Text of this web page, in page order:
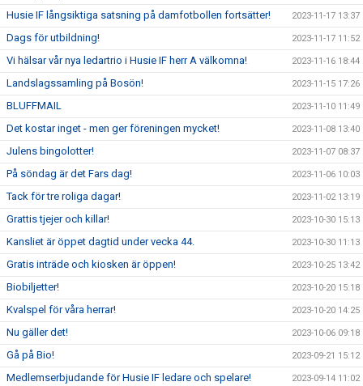
Husie IF långsiktiga satsning på damfotbollen fortsätter! 2023-11-17 13:37
Dags för utbildning! 2023-11-17 11:52
Vi hälsar vår nya ledartrio i Husie IF herr A välkomna! 2023-11-16 18:44
Landslagssamling på Bosön! 2023-11-15 17:26
BLUFFMAIL 2023-11-10 11:49
Det kostar inget - men ger föreningen mycket! 2023-11-08 13:40
Julens bingolotter! 2023-11-07 08:37
På söndag är det Fars dag! 2023-11-06 10:03
Tack för tre roliga dagar! 2023-11-02 13:19
Grattis tjejer och killar! 2023-10-30 15:13
Kansliet är öppet dagtid under vecka 44. 2023-10-30 11:13
Gratis inträde och kiosken är öppen! 2023-10-25 13:42
Biobiljetter! 2023-10-20 15:18
Kvalspel för våra herrar! 2023-10-20 14:25
Nu gäller det! 2023-10-06 09:18
Gå på Bio! 2023-09-21 15:12
Medlemserbjudande för Husie IF ledare och spelare! 2023-09-14 11:02